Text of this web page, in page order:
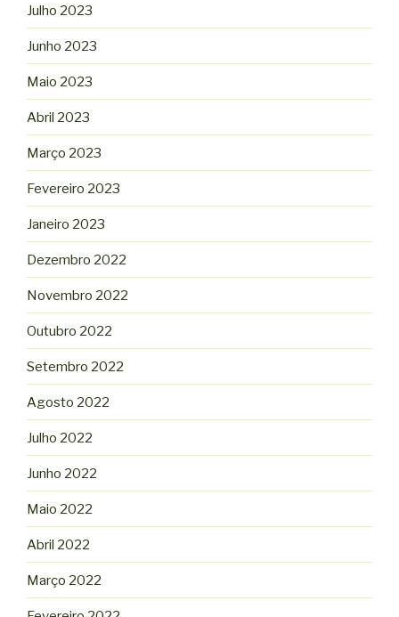
Julho 2023
Junho 2023
Maio 2023
Abril 2023
Março 2023
Fevereiro 2023
Janeiro 2023
Dezembro 2022
Novembro 2022
Outubro 2022
Setembro 2022
Agosto 2022
Julho 2022
Junho 2022
Maio 2022
Abril 2022
Março 2022